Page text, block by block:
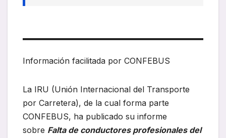
Información facilitada por CONFEBUS
La IRU (Unión Internacional del Transporte
por Carretera), de la cual forma parte
CONFEBUS, ha publicado su informe
sobre Falta de conductores profesionales del